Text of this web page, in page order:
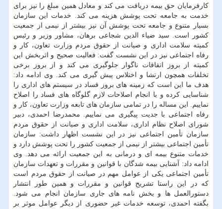
كارفرمایان حق بیمه دریافت می كند و معادل همین مبلغ را نیز برای
خدمت به جامعه تحت پوشش هزینه می كند. خدمات این سازمان
بسیار متنوع و جامعه تحت پوشش آن نیز بیشتر از نیمی از جمعیت
كشور است. سید ضیاء الدین شجاعی برهان، مشاور وزیر و رئیس
كمیته سلامت اداری و صیانت از حقوق مردم وزارت تعاون، كار و
رفاه اجتماعی نیز در این نشست گفت: فعالیت صحیح و اثربخش این
كمیته از بروز اتفاقات ناگوار جلوگیری می كند و از بروز برخی
تخلفات همچون ارتشا و اختلاس پیش گیری می كند. وی ادامه داد:
هدف ما این است كه زمینه های بروز فساد در سیستم های اداری را
شناسایی كرده و با انجام اصلاحات لازم گلوگاه های فساد را اصلاح
نماییم. این مساله را در تمامی سازمان های تابعه وزارت تعاون، كار و
رفاه اجتماعی با جدیت پیگیری می نماییم. محمدرضا احمدی، دبیر
شورای اصلاح نظام اداری، سلامت اداری و صیانت از حقوق مردم
سازمان تأمین اجتماعی نیز در این نشست اظهار داشت: سازمان
تأمین اجتماعی بیشتر از نیمی از جمعیت كشور را تحت پوشش دارد و
خدمات متنوع بیمه ای و درمانی به این جمعیت ارائه می دهد. وی
ادامه داد: آشنایی بیمه شدگان با قوانین و مقررات و تعهدات سازمان
تأمین اجتماعی یكی از عوامل مهم در صیانت از حقوق مردم است
كه در این راستا تشریح قوانین و مقررات و همین طور انتشار
دستورالعمل ها و بخش نامه های جاری سازمان انجام می شود.
بگفته احمدی، توسعه خدمات غیر حضوری از دیگر عوامل موثر بر